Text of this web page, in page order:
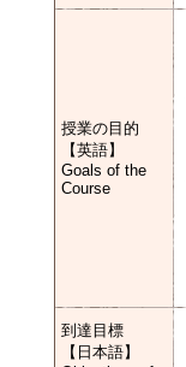
授業の目的
【英語】
Goals of the
Course
到達目標
【日本語】